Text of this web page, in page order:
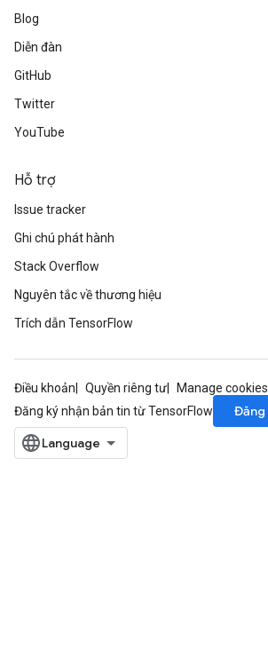
Blog
Diễn đàn
GitHub
Twitter
YouTube
Hỗ trợ
Issue tracker
Ghi chú phát hành
Stack Overflow
Nguyên tắc về thương hiệu
Trích dẫn TensorFlow
Điều khoản Quyền riêng tư
Manage cookies
Đăng ký nhận bản tin từ TensorFlow
Đăng